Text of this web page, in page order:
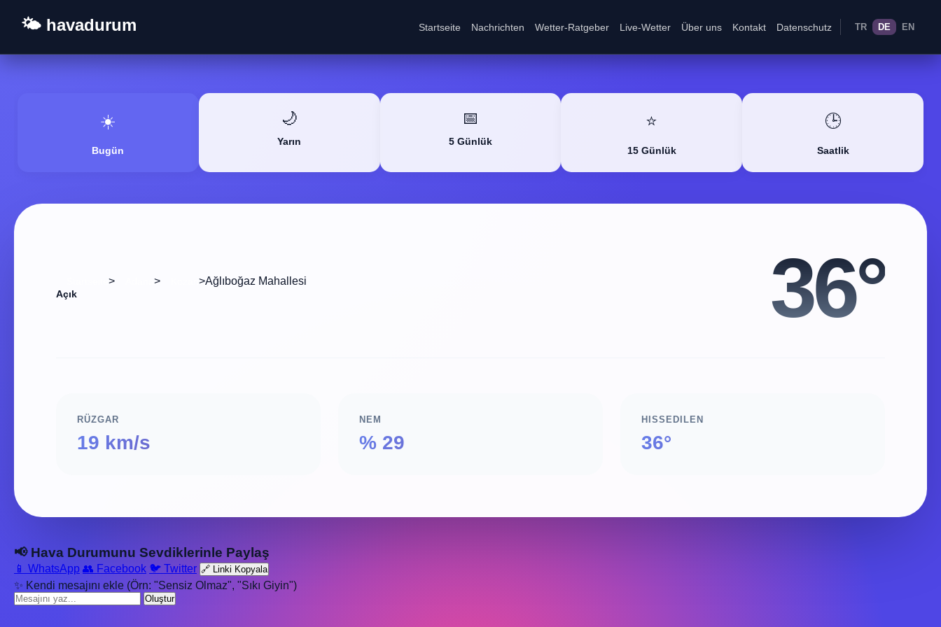
🌤️ havadurum Startseite Nachrichten Wetter-Ratgeber Live-Wetter Über uns Kontakt Datenschutz TR DE EN
☀️
Bugün
🌙
Yarın
📅
5 Günlük
⭐
15 Günlük
🕒
Saatlik
> > >Ağlıboğaz Mahallesi
Açık 36°
RÜZGAR
19 km/s
NEM
% 29
HISSEDILEN
36°
📢 Hava Durumunu Sevdiklerinle Paylaş
📱 WhatsApp 👥 Facebook 🐦 Twitter 🔗 Linki Kopyala
✨ Kendi mesajını ekle (Örn: "Sensiz Olmaz", "Sıkı Giyin")
Oluştur